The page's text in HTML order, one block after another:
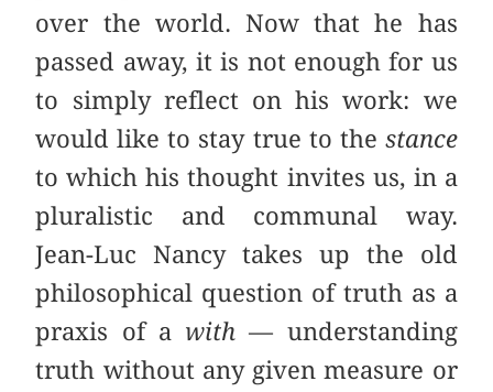
over the world. Now that he has
passed away, it is not enough for us
to simply reflect on his work: we
would like to stay true to the stance
to which his thought invites us, in a
pluralistic and communal way.
Jean-Luc Nancy takes up the old
philosophical question of truth as a
praxis of a with— understanding
truth without any given measure or